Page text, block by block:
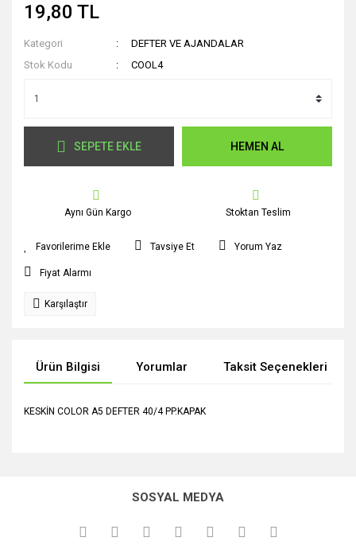
19,80 TL
Kategori
DEFTER VE AJANDALAR
Stok Kodu
COOL4
SEPETE EKLE HEMEN AL
Aynı Gün Kargo Stoktan Teslim
Tavsiye Et Yorum Yaz
Fiyat Alarmı
Karşılaştır
Ürün Bilgisi Yorumlar Taksit Seçenekleri
KESKİN COLOR A5 DEFTER 40/4 PP.KAPAK
kullanarak tarafımıza iletebilirsiniz.
Görüş ve önerileriniz için teşekkür ederiz.
SOSYAL MEDYA